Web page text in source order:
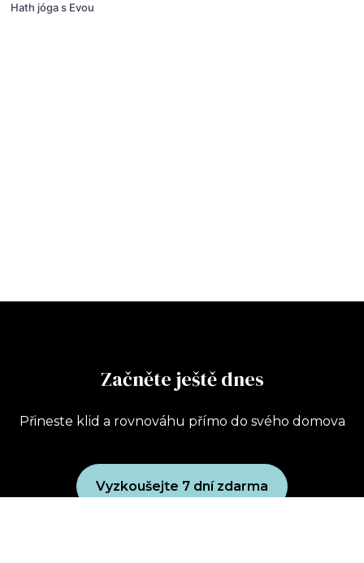
Hath jóga s Evou
Začněte ještě dnes
Přineste klid a rovnováhu přímo do svého domova
Vyzkoušejte 7 dní zdarma